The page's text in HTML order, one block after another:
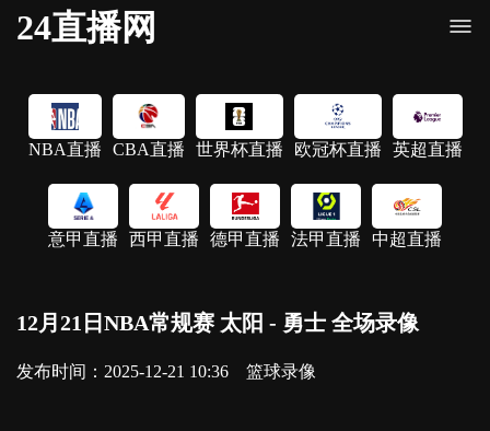
24直播网
NBA直播 CBA直播 世界杯直播 欧冠杯直播 英超直播
意甲直播 西甲直播 德甲直播 法甲直播 中超直播
12月21日NBA常规赛 太阳 - 勇士 全场录像
发布时间：2025-12-21 10:36 篮球录像